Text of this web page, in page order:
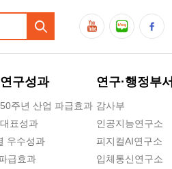
구성과
주년 산업 파급효과
표성과
우수성과
급효과
연구·행정부서
감사부
인공지능연구소
피지컬AI연구소
입체통신연구소